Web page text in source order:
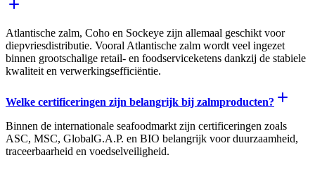
Atlantische zalm, Coho en Sockeye zijn allemaal geschikt voor
diepvriesdistributie. Vooral Atlantische zalm wordt veel ingezet
binnen grootschalige retail- en foodserviceketens dankzij de stabiele
kwaliteit en verwerkingsefficiëntie.
Welke certificeringen zijn belangrijk bij zalmproducten?
Binnen de internationale seafoodmarkt zijn certificeringen zoals
ASC, MSC, GlobalG.A.P. en BIO belangrijk voor duurzaamheid,
traceerbaarheid en voedselveiligheid.